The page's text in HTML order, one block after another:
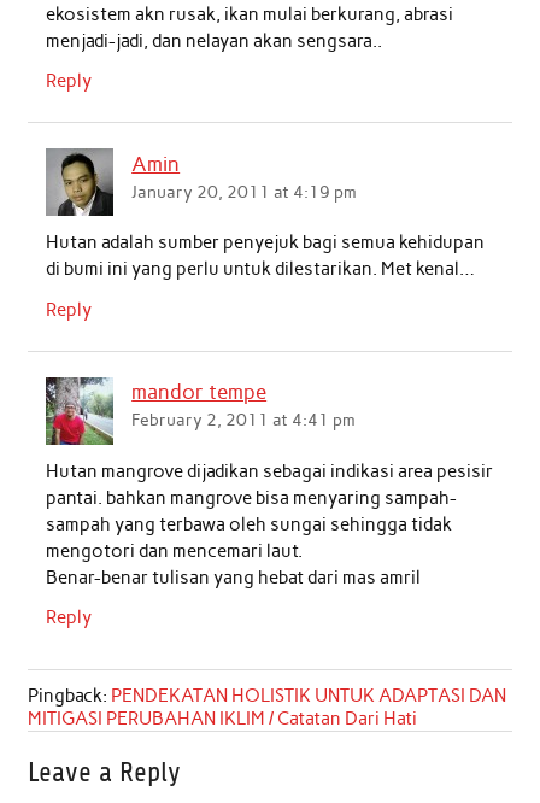
ekosistem akn rusak, ikan mulai berkurang, abrasi
menjadi-jadi, dan nelayan akan sengsara..
Reply
Amin
January 20, 2011 at 4:19 pm
Hutan adalah sumber penyejuk bagi semua kehidupan
di bumi ini yang perlu untuk dilestarikan. Met kenal…
Reply
mandor tempe
February 2, 2011 at 4:41 pm
Hutan mangrove dijadikan sebagai indikasi area pesisir
pantai. bahkan mangrove bisa menyaring sampah-
sampah yang terbawa oleh sungai sehingga tidak
mengotori dan mencemari laut.
Benar-benar tulisan yang hebat dari mas amril
Reply
Pingback: PENDEKATAN HOLISTIK UNTUK ADAPTASI DAN
MITIGASI PERUBAHAN IKLIM / Catatan Dari Hati
Leave a Reply